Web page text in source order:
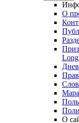
О
О